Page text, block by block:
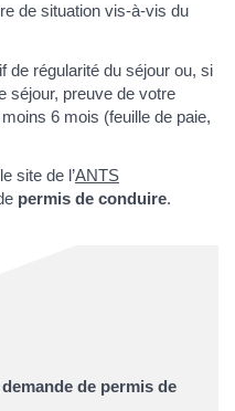
de situation vis-à-vis du
de régularité du séjour ou, si
séjour, preuve de votre
6 mois (feuille de paie,
site de l’ANTS
permis de conduire.
de permis de